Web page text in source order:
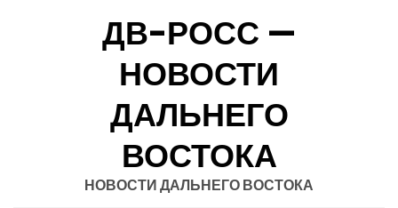
ДВ-РОСС —
НОВОСТИ
ДАЛЬНЕГО
ВОСТОКА
НОВОСТИ ДАЛЬНЕГО ВОСТОКА